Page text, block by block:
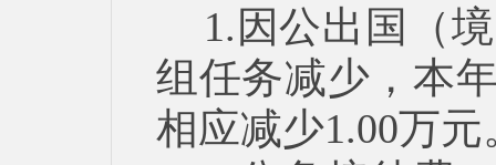
1.因公出国（
组任务减少，本
相应减少1.00万元